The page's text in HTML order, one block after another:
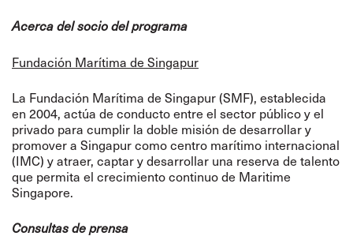
Acerca del socio del programa
Fundación Marítima de Singapur
La Fundación Marítima de Singapur (SMF), establecida
en 2004, actúa de conducto entre el sector público y el
privado para cumplir la doble misión de desarrollar y
promover a Singapur como centro marítimo internacional
(IMC) y atraer, captar y desarrollar una reserva de talento
que permita el crecimiento continuo de Maritime
Singapore.
Consultas de prensa